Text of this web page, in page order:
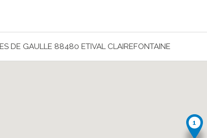
DE GAULLE 88480 ETIVAL CLAIREFONTAINE